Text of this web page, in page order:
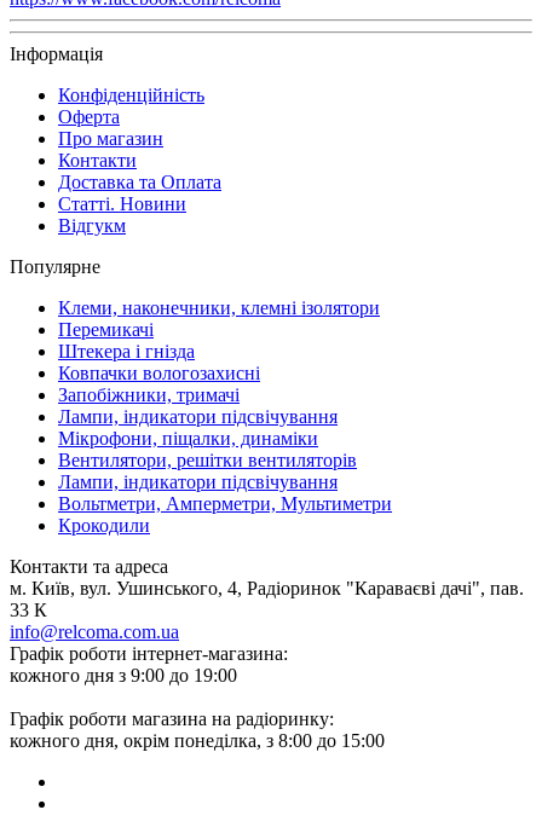
Інформація
Конфіденційність
Оферта
Про магазин
Контакти
Доставка та Оплата
Статті. Новини
Відгукм
Популярне
Клеми, наконечники, клемні ізолятори
Перемикачі
Штекера і гнізда
Ковпачки вологозахисні
Запобіжники, тримачі
Лампи, індикатори підсвічування
Мікрофони, піщалки, динаміки
Вентилятори, решітки вентиляторів
Лампи, індикатори підсвічування
Вольтметри, Амперметри, Мультиметри
Крокодили
Контакти та адреса
м. Київ, вул. Ушинського, 4, Радіоринок "Караваєві дачі", пав.
33 К
info@relcoma.com.ua
Графік роботи інтернет-магазина:
кожного дня з 9:00 до 19:00
Графік роботи магазина на радіоринку:
кожного дня, окрім понеділка, з 8:00 до 15:00